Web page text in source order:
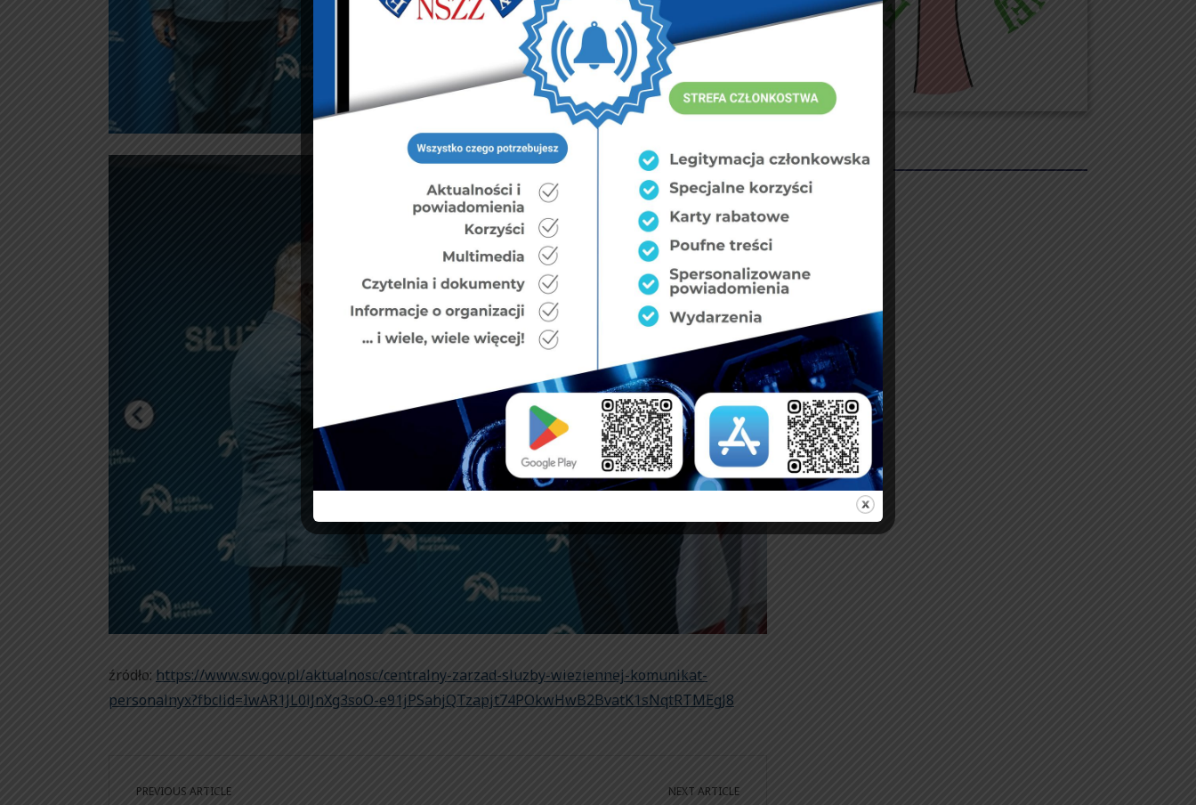
źródło: https://www.sw.gov.pl/aktualnosc/centralny-zarzad-sluzby-wieziennej-komunikat-
personalnyx?fbclid=IwAR1JL0lJnXg3soO-e91jPSahjQTzapjt74POkwHwB2BvatK1sNqtRTMEgJ8
PREVIOUS ARTICLE NEXT ARTICLE
REKLAMY